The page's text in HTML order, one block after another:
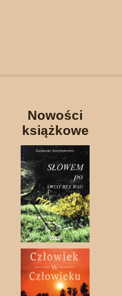
Nowości
książkowe